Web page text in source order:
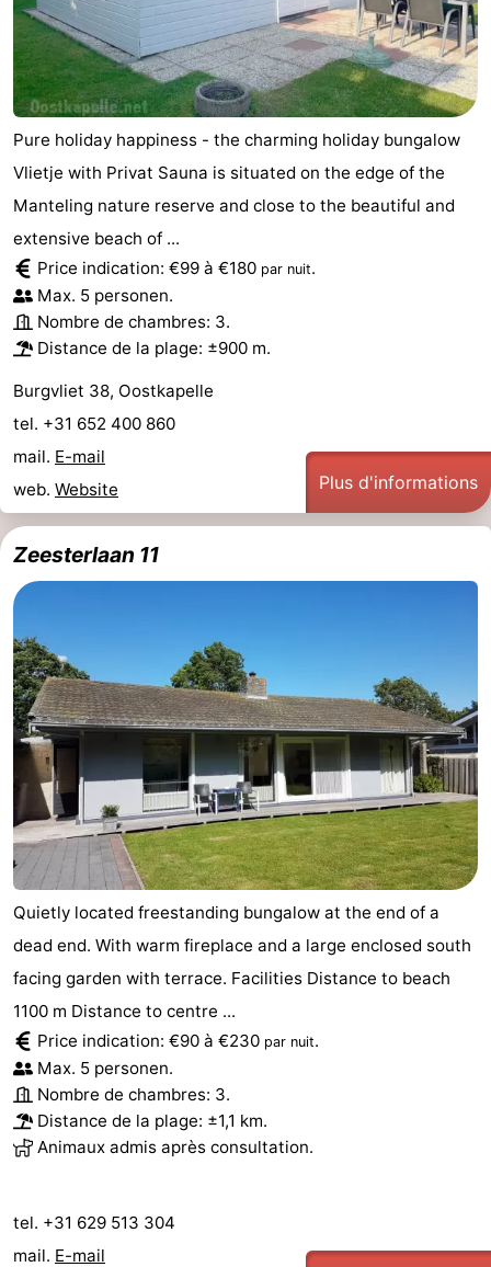
Duin
Grote
Geere
De
Zandput
-
Dennenbos
-
Fort
den
Haak
-
In
De
Bongerd
-
Westhove
Hôtels
Last
minutes
Plages
Voir
et
faire
Lieux
d'intérêt
-
Musées
-
Monuments
-
Points
de
vue
Attractions
-
Terrains
de
jeux
-
Aires
jeux
intérieures
Bowling
Parcours
de
mini-
golf
Centres
de
bien-
être
Villages
&
villes
Nature
Visites
guidées
Sports
-
Piscines
-
du
Randonnée
-
Pure holiday happiness - the charming holiday bungalow
Vlietje with Privat Sauna is situated on the edge of the
Manteling nature reserve and close to the beautiful and
extensive beach of ...
Price indication: €99 à €180 par nuit.
Max. 5 personen.
Nombre de chambres: 3.
Distance de la plage: ±900 m.
Burgvliet 38, Oostkapelle
tel. +31 652 400 860
mail. E-mail
web. Website Plus d'informations
Zeesterlaan 11
Quietly located freestanding bungalow at the end of a
dead end. With warm fireplace and a large enclosed south
facing garden with terrace. Facilities Distance to beach
1100 m Distance to centre ...
Price indication: €90 à €230 par nuit.
Max. 5 personen.
Nombre de chambres: 3.
Distance de la plage: ±1,1 km.
Animaux admis après consultation.
tel. +31 629 513 304
mail. E-mail